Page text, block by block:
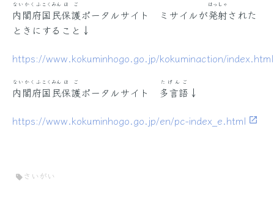
内閣府
ないかくふ
国民
こくみん
保護
ほご
ポータルサイト ミサイルが発射
はっしゃ
された
ときにすること↓
https://www.kokuminhogo.go.jp/kokuminaction/index.html
内閣府
ないかくふ
国民
こくみん
保護
ほご
ポータルサイト 多言語
たげんご
↓
https://www.kokuminhogo.go.jp/en/pc-index_e.html
sell さいがい